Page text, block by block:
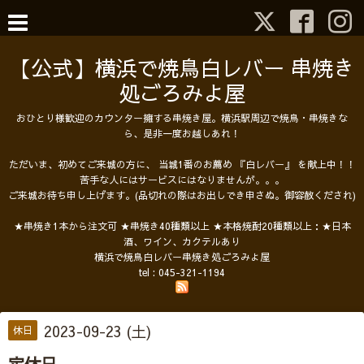
【公式】横浜で焼鳥白レバー 串焼き
処ごろみよ屋
おひとり様歓迎のカウンター擁する串焼き屋。横浜駅周辺で焼鳥・串焼きな
ら、是非一度お越しあれ！
ただいま、初めてご来城の方に、 当城1番のお薦め 『白レバー』 を献上中！！
苦手な人にはサービスにはなりませんが。。。
ご来城お待ち申し上げます。(品切れの際はお出しでき申さぬ。御容赦くだされ)
★串焼き1本から注文可 ★串焼き40種類以上 ★本格焼酎20種類以上：★日本
酒、ワイン、カクテルあり
横浜で焼鳥白レバー串焼き処ごろみよ屋
tel : 045-321-1194
休日 2023-09-23 (土)